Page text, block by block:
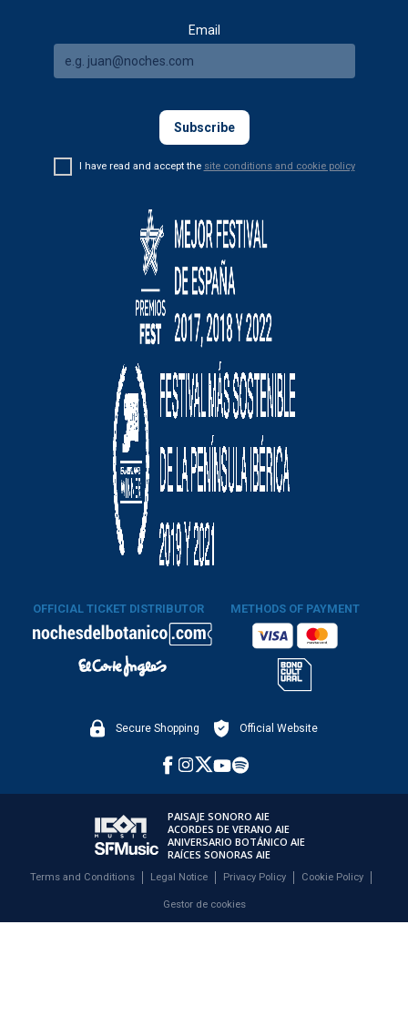
Email
I have read and accept the site conditions and cookie policy
OFFICIAL TICKET DISTRIBUTOR METHODS OF PAYMENT
Secure Shopping Official Website
PAISAJE SONORO AIE
ACORDES DE VERANO AIE
ANIVERSARIO BOTÁNICO AIE
RAÍCES SONORAS AIE
Terms and Conditions Legal Notice Privacy Policy Cookie Policy
Gestor de cookies